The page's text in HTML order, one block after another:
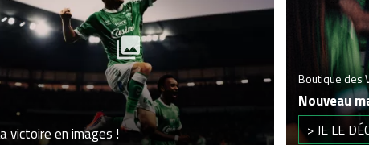
victoire en images !
Boutique des
Nouveau
> JE LE